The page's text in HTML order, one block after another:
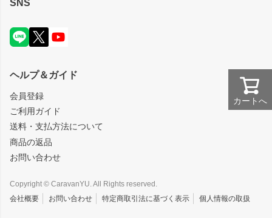
カートへ
SNS
ヘルプ＆ガイド
会員登録
ご利用ガイド
送料・支払方法について
商品の返品
お問い合わせ
Copyright © CaravanYU. All Rights reserved.
会社概要
お問い合わせ 特定商取引法に基づく表示 個人情報の取扱